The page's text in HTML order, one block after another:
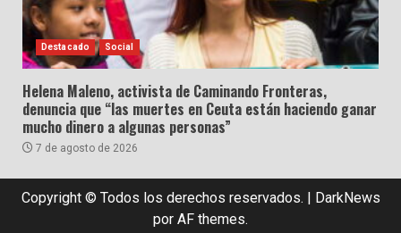
Destacado Social
Helena Maleno, activista de Caminando Fronteras,
denuncia que “las muertes en Ceuta están haciendo ganar
mucho dinero a algunas personas”
7 de agosto de 2026
Copyright © Todos los derechos reservados. | DarkNews
por AF themes.